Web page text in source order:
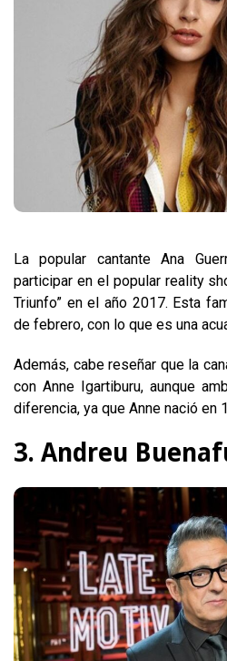
La popular cantante Ana
participar en el popular reality
Triunfo” en el año 2017. Esta
de febrero, con lo que es una
Además, cabe reseñar que la
con Anne Igartiburu, aunque
diferencia, ya que Anne nació en
3. Andreu